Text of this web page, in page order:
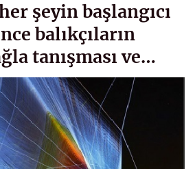
şeyin başlangıcı
balıkçıların
tanışması ve…